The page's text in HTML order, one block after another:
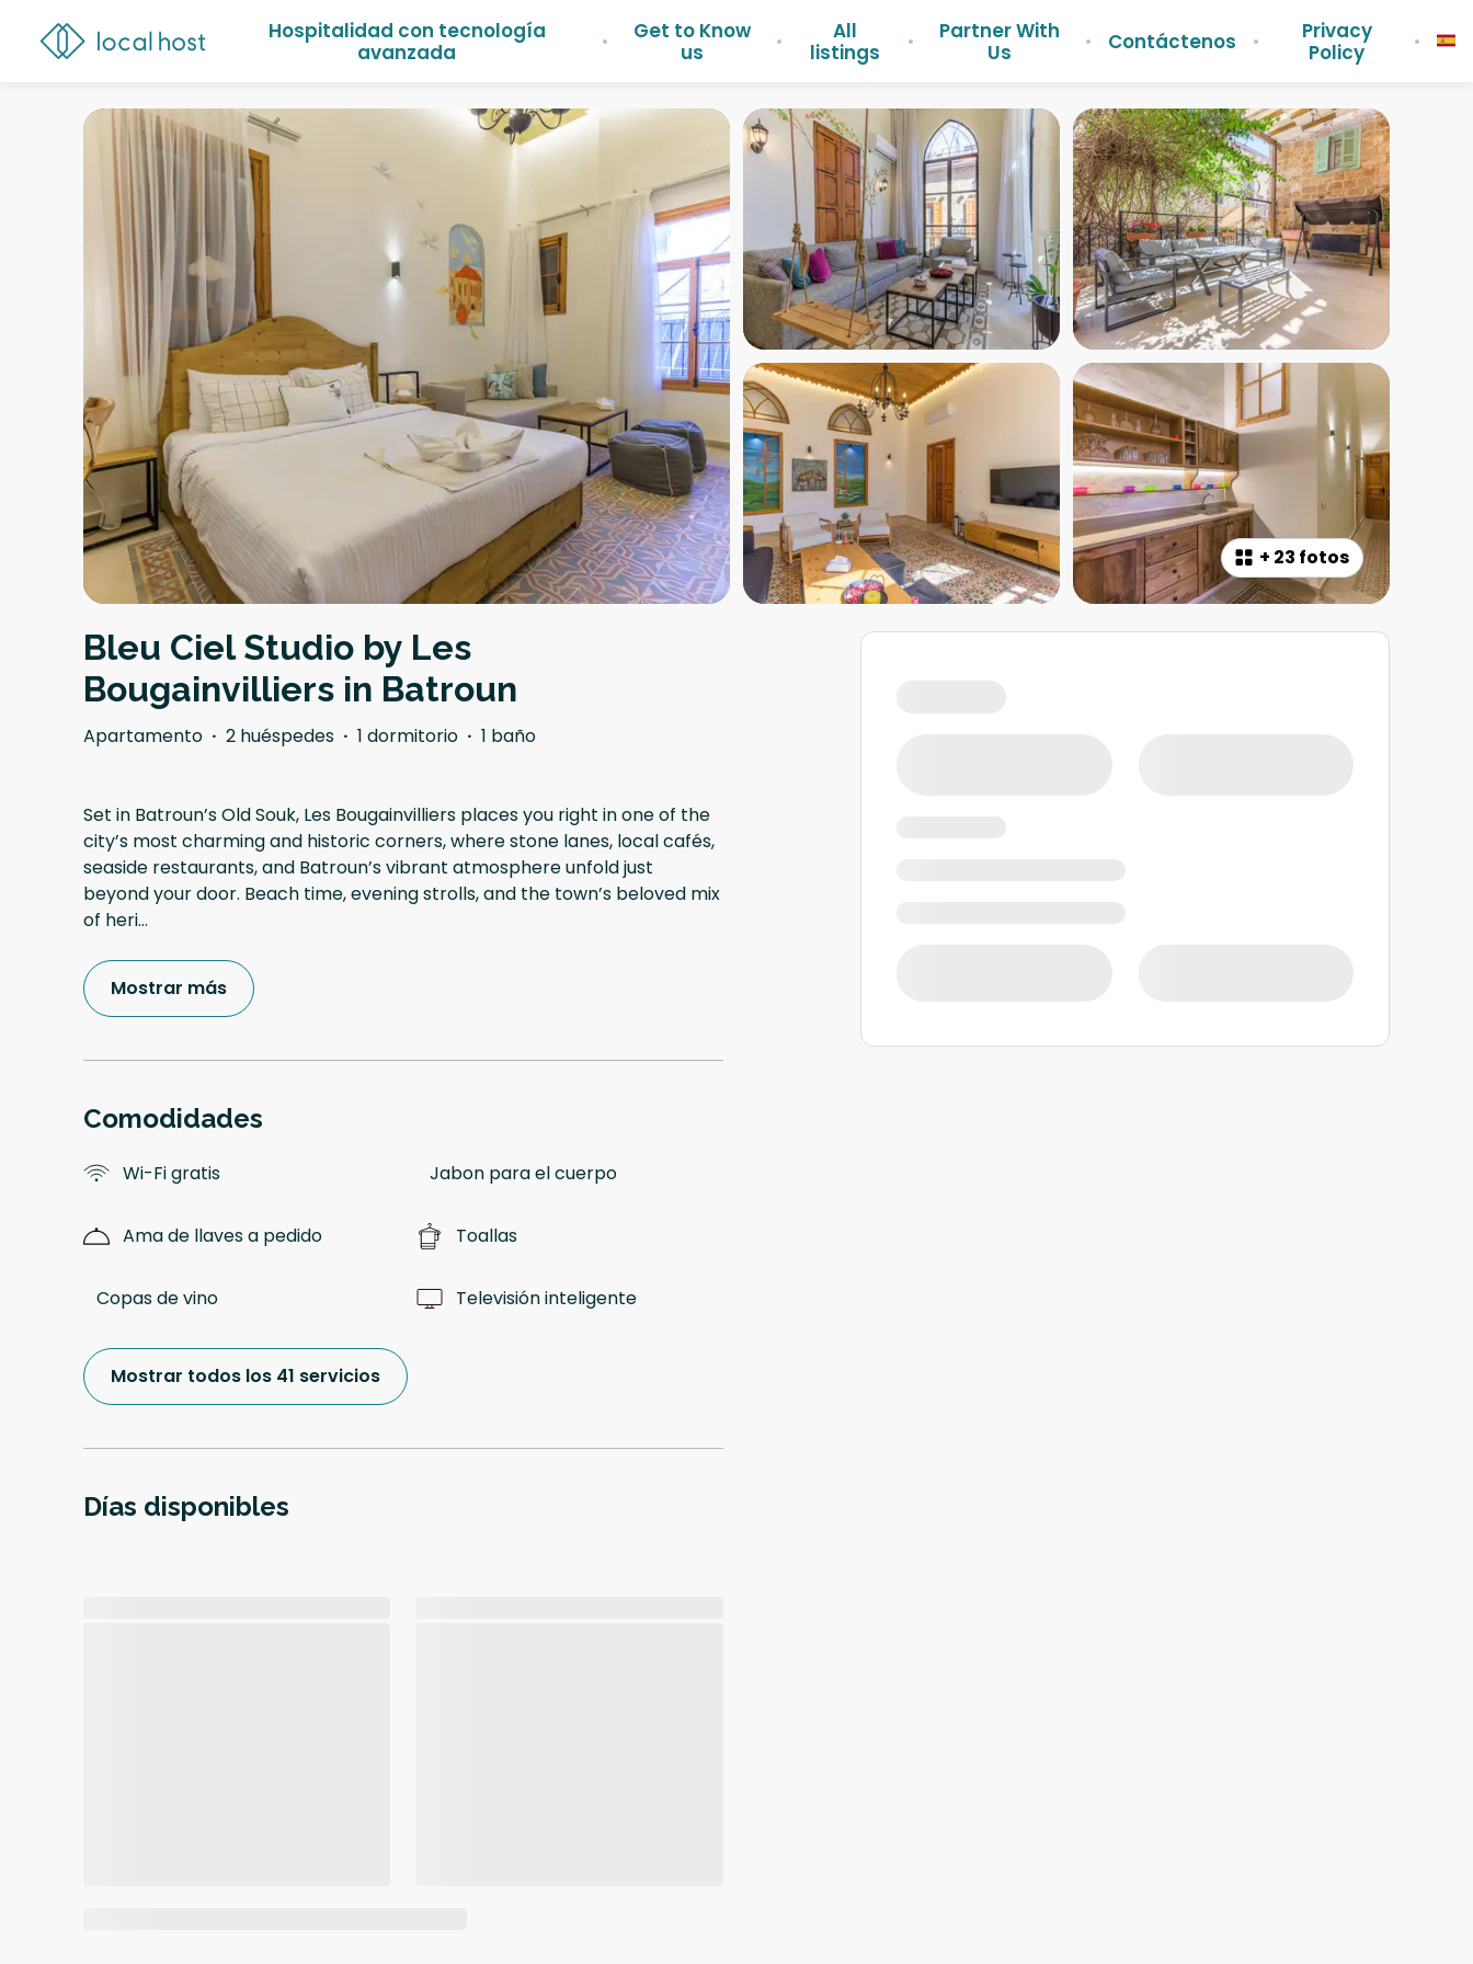
Hospitalidad con tecnología
avanzada
Get to Know
us
All
listings
Partner With
Us
Contáctenos
Privacy
Policy
+ 23 fotos
Bleu Ciel Studio by Les
Bougainvilliers in Batroun
Apartamento · 2 huéspedes · 1 dormitorio · 1 baño
Set in Batroun’s Old Souk, Les Bougainvilliers places you right in one of the
city’s most charming and historic corners, where stone lanes, local cafés,
seaside restaurants, and Batroun’s vibrant atmosphere unfold just
beyond your door. Beach time, evening strolls, and the town’s beloved mix
of heri...
Mostrar más
Comodidades
Wi-Fi gratis Jabon para el cuerpo
Ama de llaves a pedido Toallas
Copas de vino Televisión inteligente
Mostrar todos los 41 servicios
Días disponibles